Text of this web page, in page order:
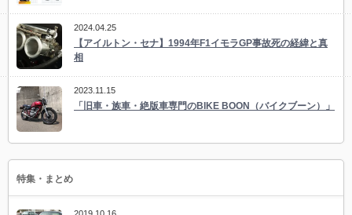
2024.04.25
【アイルトン・セナ】1994年F1イモラGP事故死の経緯と真
相
2023.11.15
「旧車・族車・絶版車専門のBIKE BOON（バイクブーン）」
特集・まとめ